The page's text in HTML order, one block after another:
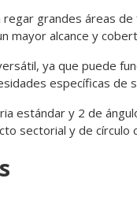
grandes áreas
mayor alcance y
ya que puede
específicas de
estándar y 2 de
sectorial y de círculo